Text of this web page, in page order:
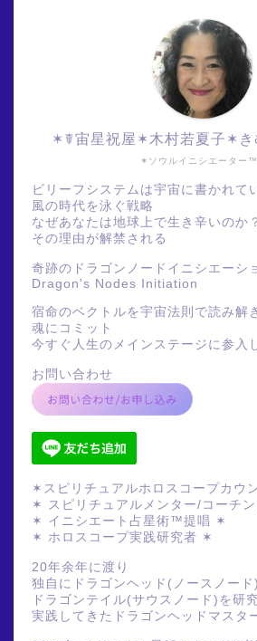
✶ソウルイニシエーター
✶☤宙星祝屋✶木村若夏子✶
ビリーフシステムは宇宙に書かれて
風の時代を泳ぐ戦略
なぜあなたは地球上で生き辛いのか？
その理由が解禁される
奇跡のドラゴンノードイニシエーシ
Dragon's Nodes Initiation
宿命のベクトルを宇宙法則で読み解
魂にコミット
今すぐ人生のメインステージに参入
お問い合わせ
✶スピリチュアルホロスコープカウ
✶ スピリチュアルメンター/コーチ
✶ イニシエート占星術™提唱 ✶
✶ ホロスコープ実践研究者 ✶
20年余年に渡り
独自にドラゴンヘッド(ノースノード
ドラゴンテイル(サウスノード)を研究
実践してきたドラゴンヘッドマスタ